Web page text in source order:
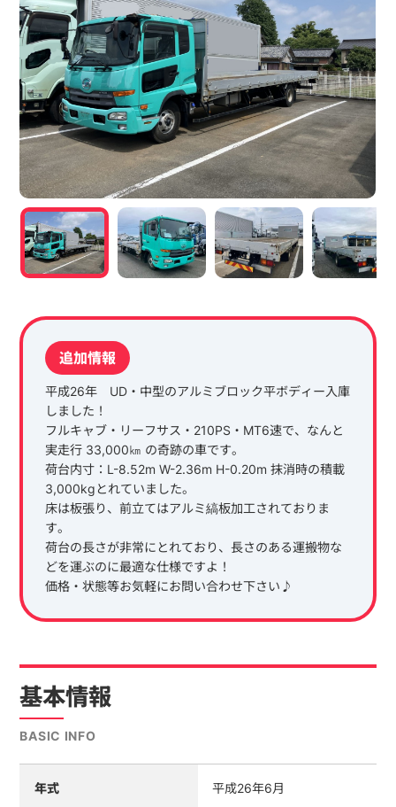
追加情報
平成26年 UD・中型のアルミブロック平ボディー入庫
しました！
フルキャブ・リーフサス・210PS・MT6速で、なんと
実走行 33,000㎞ の奇跡の車です。
荷台内寸：L-8.52m W-2.36m H-0.20m 抹消時の積載
3,000kgとれていました。
床は板張り、前立てはアルミ縞板加工されておりま
す。
荷台の長さが非常にとれており、長さのある運搬物な
どを運ぶのに最適な仕様ですよ！
価格・状態等お気軽にお問い合わせ下さい♪
基本情報
BASIC INFO
年式 平成26年6月